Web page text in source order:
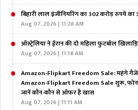
बिहारी लाल इंजीनियरिंग का 302 करोड़ रुपये
Aug 07, 2026 | 11:28 AM
ऑस्ट्रेलिया ने ईरान की दो महिला फुटबॉल
Aug 07, 2026 | 11:18 AM
Amazon-Flipkart Freedom Sale: महंगे
Amazon-Flipkart Freedom Sale शुरू,
जानें कौन-कौन से ऑफर हैं खास
Aug 07, 2026 | 11:11 AM